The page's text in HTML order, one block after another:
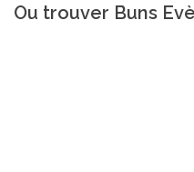
Ou trouver Buns